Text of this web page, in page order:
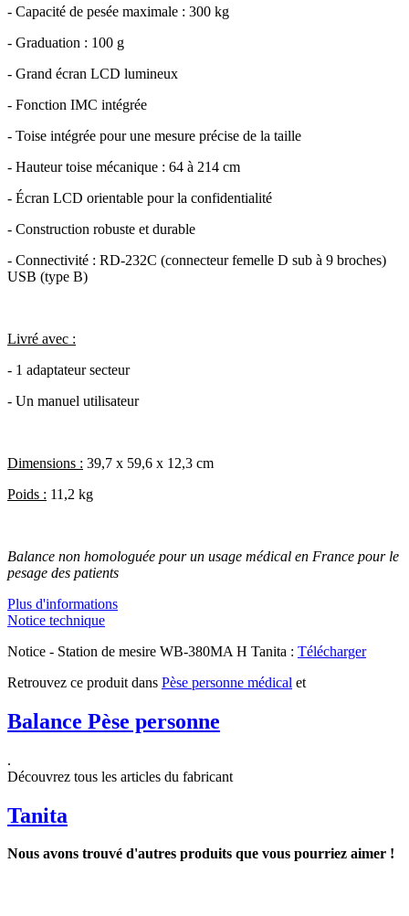
- Capacité de pesée maximale : 300 kg
- Graduation : 100 g
- Grand écran LCD lumineux
- Fonction IMC intégrée
- Toise intégrée pour une mesure précise de la taille
- Hauteur toise mécanique : 64 à 214 cm
- Écran LCD orientable pour la confidentialité
- Construction robuste et durable
- Connectivité : RD-232C (connecteur femelle D sub à 9 broches)
USB (type B)
Livré avec :
- 1 adaptateur secteur
- Un manuel utilisateur
Dimensions : 39,7 x 59,6 x 12,3 cm
Poids : 11,2 kg
Balance non homologuée pour un usage médical en France pour le
pesage des patients
Plus d'informations
Notice technique
Notice - Station de mesire WB-380MA H Tanita : Télécharger
Retrouvez ce produit dans Pèse personne médical et
Balance Pèse personne
.
Découvrez tous les articles du fabricant
Tanita
Nous avons trouvé d'autres produits que vous pourriez aimer !